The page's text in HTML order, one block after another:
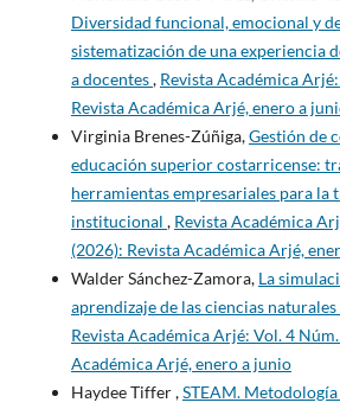
Diversidad funcional, emocional y
sistematización de una experiencia
a docentes, Revista Académica
Revista Académica Arjé, enero a
Virginia Brenes-Zúñiga,Gestión de
educación superior costarricense:
herramientas empresariales para la
institucional , Revista Académica
(2026): Revista Académica Arjé,
Walder Sánchez-Zamora, La
aprendizaje de las ciencias
Revista Académica Arjé: Vol. 4
Académica Arjé, enero a junio
Haydee Tiffer ,STEAM.